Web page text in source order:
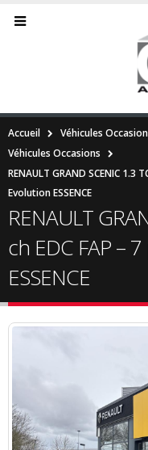
Accueil
Véhicules
Véhicules Occasions
RENAULT GRAND SCENIC 1.3
Evolution ESSENCE
RENAULT
ch EDC FAP –
ESSENCE